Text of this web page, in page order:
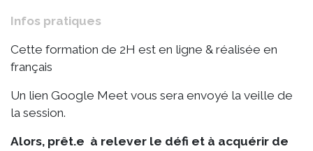
Infos pratiques
Cette formation de 2H est en ligne & réalisée en
français
Un lien Google Meet vous sera envoyé la veille de
la session.
Alors, prêt.e à relever le défi et à acquérir de